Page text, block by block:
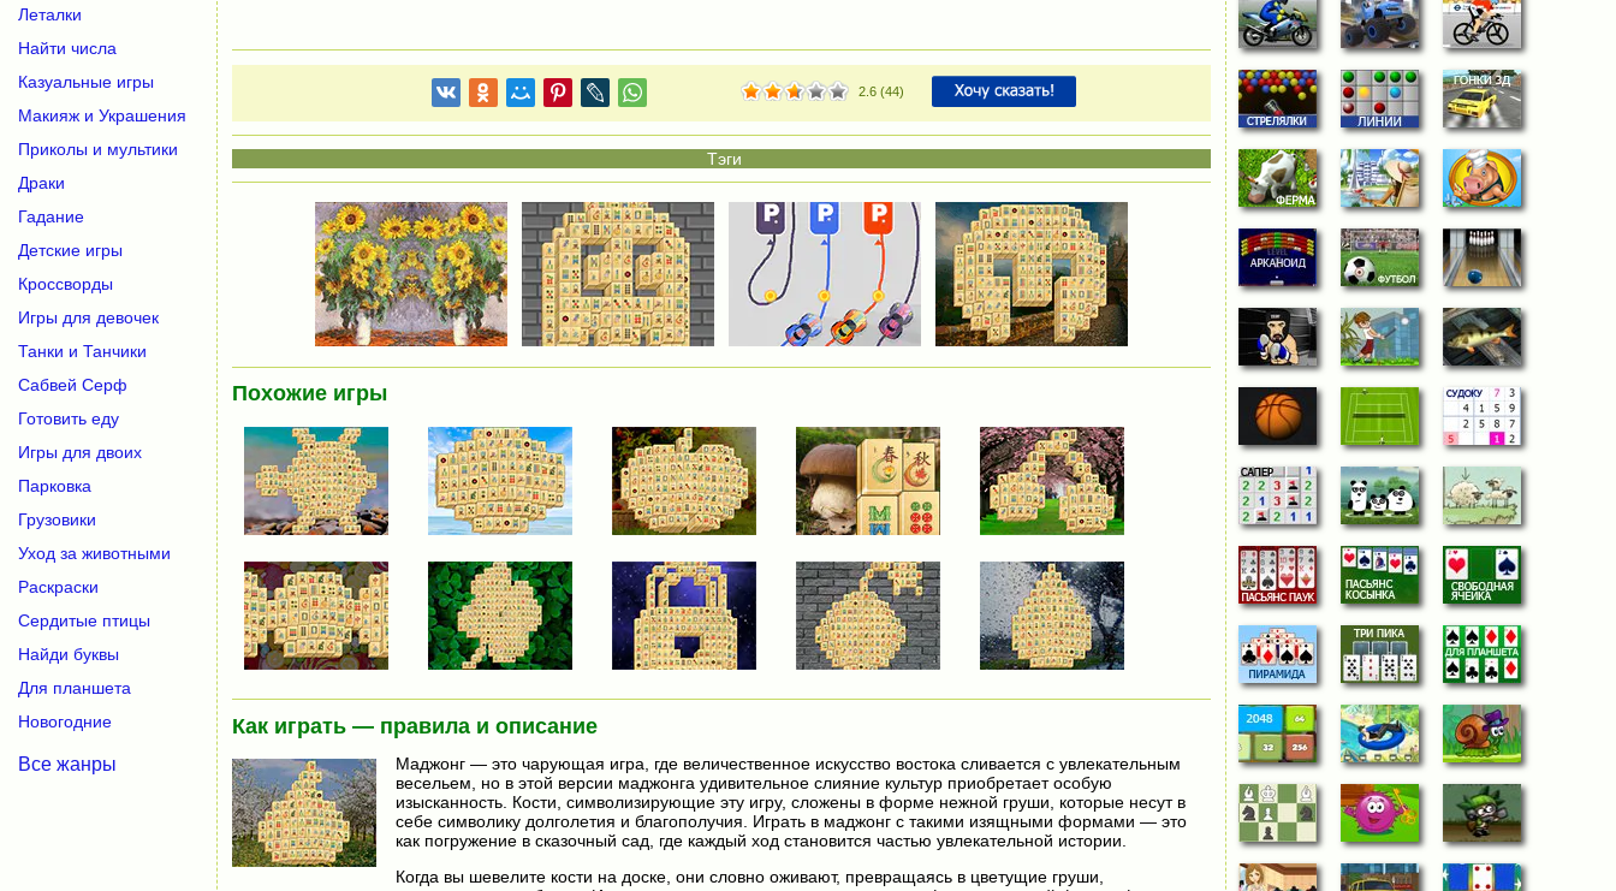
2.6 (44)
Похожие игры
Как играть — правила и описание
Маджонг — это чарующая игра, где величественное искусство востока сливается с увлекательным
весельем, но в этой версии маджонга удивительное слияние культур приобретает особую
изысканность. Кости, символизирующие эту игру, сложены в форме нежной груши, которые несут в
себе символику долголетия и благополучия. Играть в маджонг с такими изящными формами — это
как погружение в сказочный сад, где каждый ход становится частью увлекательной истории.
Когда вы шевелите кости на доске, они словно оживают, превращаясь в цветущие груши,
Леталки
Найти числа
Казуальные игры
Макияж и Украшения
Приколы и мультики
Драки
Гадание
Детские игры
Кроссворды
Игры для девочек
Танки и Танчики
Сабвей Серф
Готовить еду
Игры для двоих
Парковка
Грузовики
Уход за животными
Раскраски
Сердитые птицы
Найди буквы
Для планшета
Новогодние
Все жанры